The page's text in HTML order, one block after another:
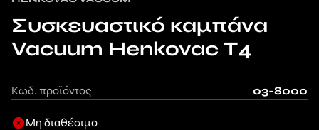
Συσκευαστικό καμπάνα
Vacuum Henkovac Τ4
Κωδ. προϊόντος 03-8000
Μη διαθέσιμο